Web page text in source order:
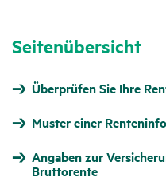
Seitenübersicht
Überprüfen Sie Ihre
Muster einer
Angaben zur
Bruttorente